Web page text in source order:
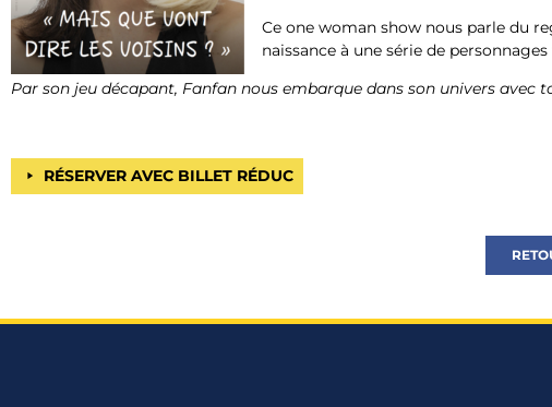
Ce one woman show nous parle du
naissance à une série de
Par son jeu décapant, Fanfan nous embarque dans son univers
RÉSERVER AVEC BILLET RÉDUC